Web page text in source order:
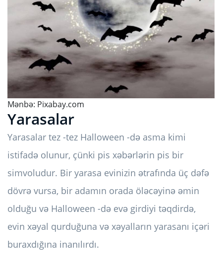
Mənbə: Pixabay.com
Yarasalar
Yarasalar tez -tez Halloween -də asma kimi
istifadə olunur, çünki pis xəbərlərin pis bir
simvoludur. Bir yarasa evinizin ətrafında üç dəfə
dövrə vursa, bir adamın orada öləcəyinə əmin
olduğu və Halloween -də evə girdiyi təqdirdə,
evin xəyal qurduğuna və xəyalların yarasanı içəri
buraxdığına inanılırdı.